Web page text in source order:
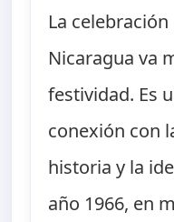
La
Nicaragua va
festividad. Es
conexión con
historia y la
año 1966, en